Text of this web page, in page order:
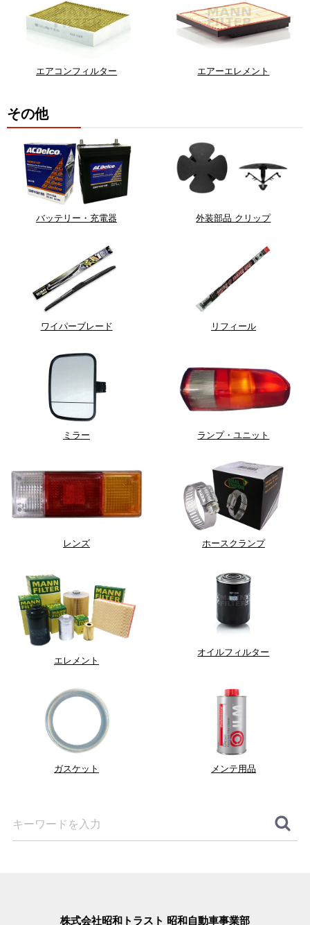
エアコンフィルター エアーエレメント
その他
バッテリー・充電器 外装部品 クリップ
ワイパーブレード リフィール
ミラー ランプ・ユニット
レンズ ホースクランプ
エレメント
オイルフィルター
ガスケット メンテ用品
株式会社昭和トラスト 昭和自動車事業部